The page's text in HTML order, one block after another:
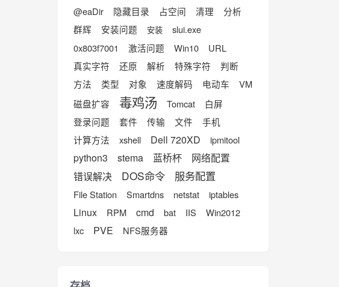
@eaDir
隐藏目录 占空间 清理
分析
群辉
安装问题 安装
slui.exe
0x803f7001
激活问题 Win10
URL
真实字符
还原 解析 特殊字符
判断
方法
类型 对象 速度解码 电动车
VM
磁盘扩容
毒鸡汤 Tomcat
白屏
登录问题
套件 传输 文件
手机
计算方法
xshell Dell 720XD ipmitool
python3 stema 蓝桥杯
网络配置
错误解决
DOS命令 服务配置
File Station Smartdns netstat iptables
Linux RPM cmd bat IIS
Win2012
lxc
PVE NFS服务器